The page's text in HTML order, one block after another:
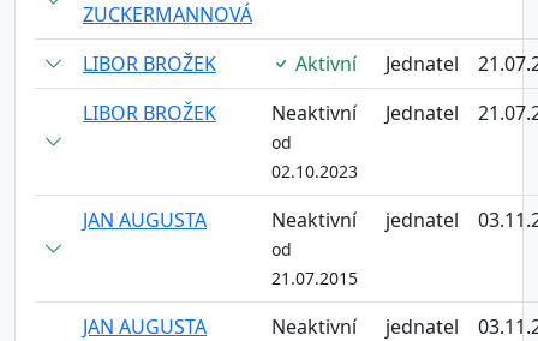
ZUCKERMANNOVÁ
LIBOR BROŽEK Aktivní Jednatel
LIBOR BROŽEK
Neaktivní
od
02.10.2023
Jednatel
JAN AUGUSTA Neaktivní
od
21.07.2015
jednatel
JAN AUGUSTA Neaktivní jednatel